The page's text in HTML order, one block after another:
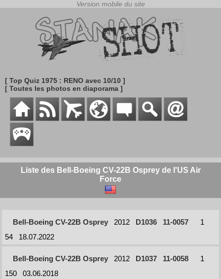
[ Top Quiz 1975 : RENO avec 10/10 ]
[ Toutes les photos en diaporama ]
Liste des Bell-Boeing CV-22B Osprey de l'US Air
Force
Bell-Boeing CV-22B Osprey 2012 D1036 11-0057
1
54
18.07.2022
Bell-Boeing CV-22B Osprey 2012 D1037 11-0058
1
150
03.06.2018